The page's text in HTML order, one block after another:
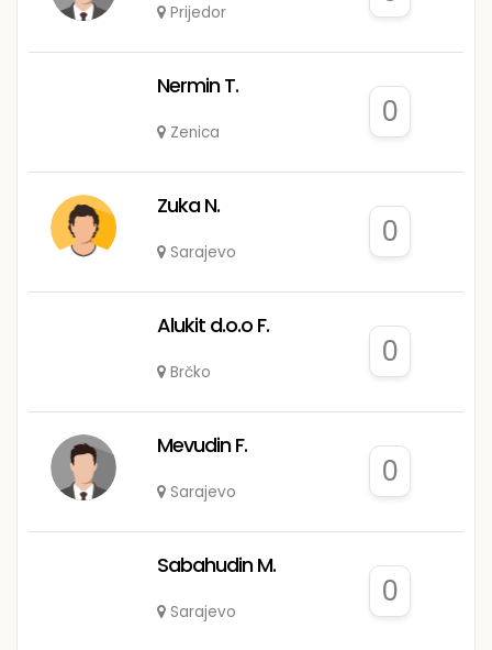
Prijedor
Nermin T.
Zenica
0
Zuka N.
Sarajevo
0
Alukit d.o.o F.
Brčko
0
Mevudin F.
Sarajevo
0
Sabahudin M.
Sarajevo
0